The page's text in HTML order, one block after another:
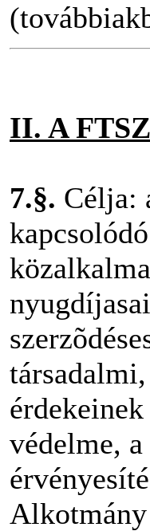
II. A
7.§. Célja:
védelme,